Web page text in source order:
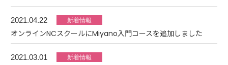
2021.04.22
オンラインNCスクールにMiyano入門コースを追加しました
2021.03.01